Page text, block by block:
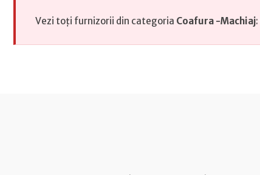
Vezi toți furnizorii din categoria Coafura -Machiaj: